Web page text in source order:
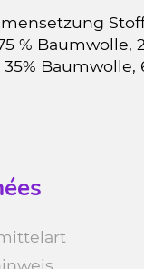
% Baumwolle,
35% Baumwolle,